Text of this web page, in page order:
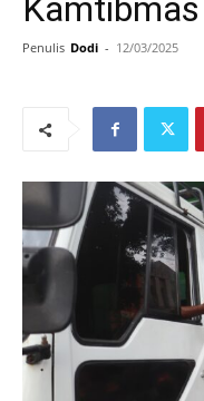
Kamtibmas
Penulis Dodi - 12/03/2025